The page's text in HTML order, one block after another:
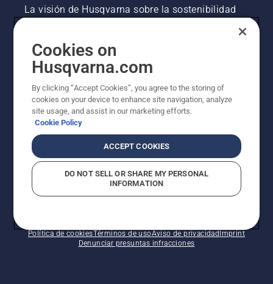
La visión de Husqvarna sobre la sostenibilidad
Otros sitios de Husqvarna
© Husqvarna AB (publ). Todos los derechos
Política de cookiesTérminos de usoAviso de privacidad Imprint
Denunciar presuntas infracciones
Cookies on
Husqvarna.com
By clicking “Accept Cookies”, you agree to the storing of
cookies on your device to enhance site navigation, analyze
site usage, and assist in our marketing efforts.
Cookie Policy
ACCEPT COOKIES
DO NOT SELL OR SHARE MY PERSONAL
INFORMATION